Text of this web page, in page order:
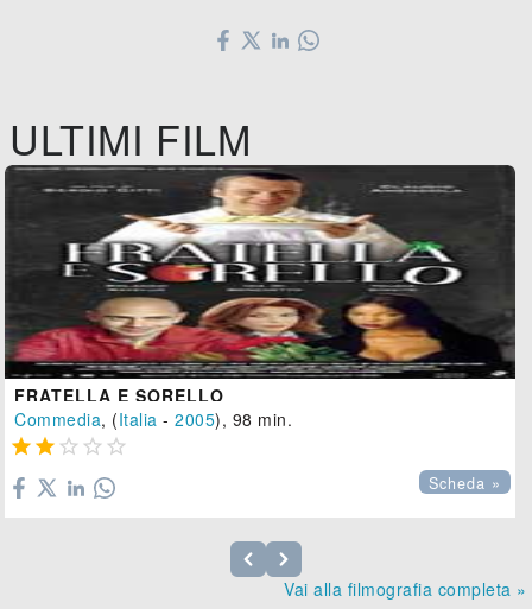
ULTIMI FILM
FRATELLA E SORELLO
Commedia, (Italia -2005), 98 min.
    
Scheda »
Vai alla filmografia completa »